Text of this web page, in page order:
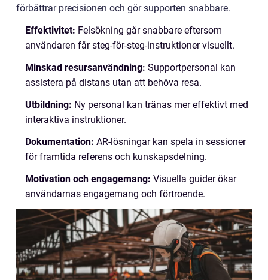
förbättrar precisionen och gör supporten snabbare.
Effektivitet: Felsökning går snabbare eftersom
användaren får steg-för-steg-instruktioner visuellt.
Minskad resursanvändning: Supportpersonal kan
assistera på distans utan att behöva resa.
Utbildning: Ny personal kan tränas mer effektivt med
interaktiva instruktioner.
Dokumentation: AR-lösningar kan spela in sessioner
för framtida referens och kunskapsdelning.
Motivation och engagemang: Visuella guider ökar
användarnas engagemang och förtroende.